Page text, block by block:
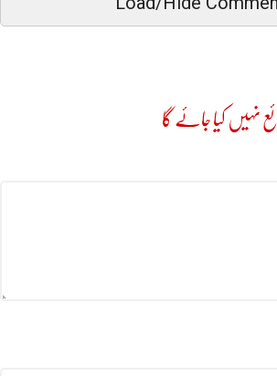
نہیں کیا جائے گا